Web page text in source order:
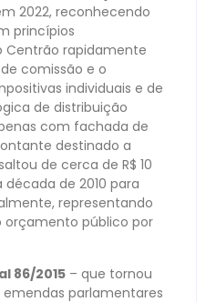
2022, reconhecendo
princípios
Centrão rapidamente
comissão e o
individuais e de
de distribuição
com fachada de
destinado a
de cerca de R$ 10
de 2010 para
representando
orçamento público por
86/2015 – que tornou
parlamentares